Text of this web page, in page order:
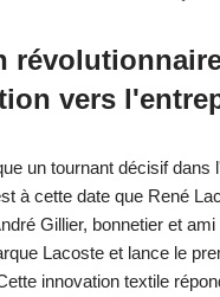
vers
un tournant décisif dans
à cette date que René
Gillier, bonnetier et
Lacoste et lance le
innovation textile